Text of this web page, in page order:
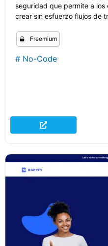
seguridad que permite a
crear sin esfuerzo flujos de
Freemium
# No-Code